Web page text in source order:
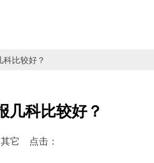
比较好？
几科比较好？
它 点击：